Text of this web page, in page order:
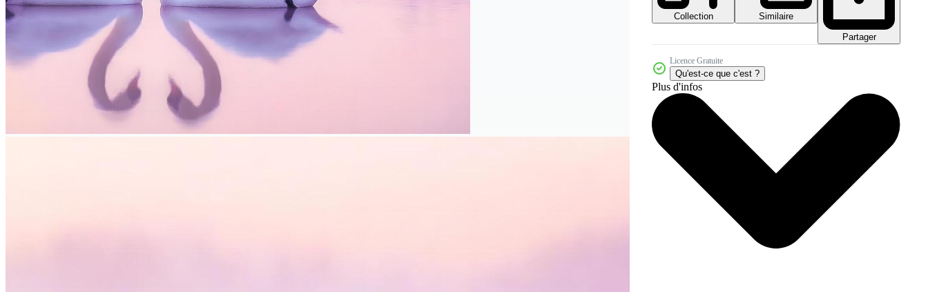
Collection
Similaire
Partager
Licence Gratuite
Qu'est-ce que c'est ?
Plus d'infos